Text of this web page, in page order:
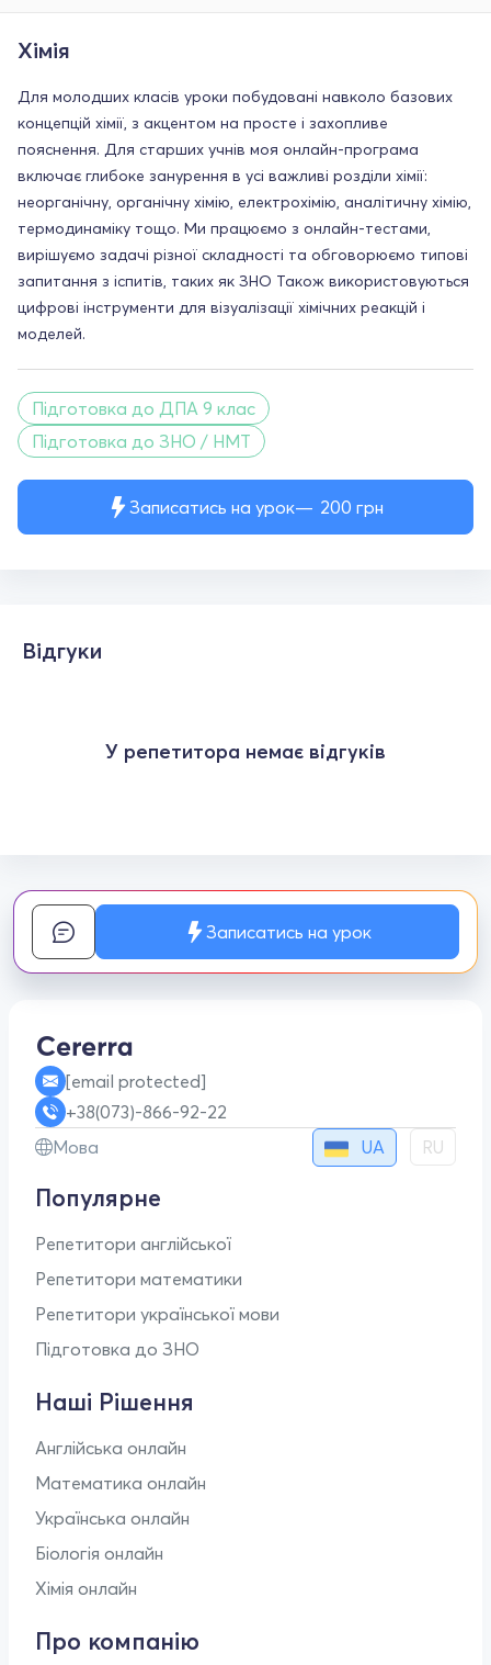
Записатись на урок 200 грн
Хімія
Для молодших класів уроки побудовані навколо базових
концепцій хімії, з акцентом на просте і захопливе
пояснення. Для старших учнів моя онлайн-програма
включає глибоке занурення в усі важливі розділи хімії:
неорганічну, органічну хімію, електрохімію, аналітичну хімію,
термодинаміку тощо. Ми працюємо з онлайн-тестами,
вирішуємо задачі різної складності та обговорюємо типові
запитання з іспитів, таких як ЗНО Також використовуються
цифрові інструменти для візуалізації хімічних реакцій і
моделей.
Підготовка до ДПА 9 клас
Підготовка до ЗНО / НМТ
Відгуки
У репетитора немає відгуків
Записатись на урок
[email protected]
+38(073)-866-92-22
Мова
UA RU
Популярне
Репетитори англійської
Репетитори математики
Репетитори української мови
Підготовка до ЗНО
Наші Рішення
Англійська онлайн
Математика онлайн
Українська онлайн
Біологія онлайн
Хімія онлайн
Про компанію